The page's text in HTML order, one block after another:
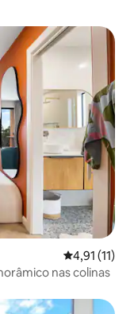
4,91 de uma
4,91 (11)
nas colinas